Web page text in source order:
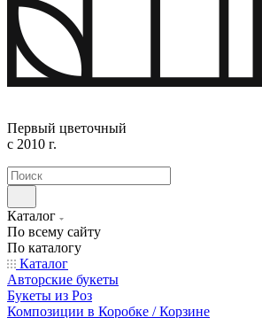
Первый цветочный
с 2010 г.
Каталог
По всему сайту
По каталогу
Каталог
Авторские букеты
Букеты из Роз
Композиции в Коробке / Корзине